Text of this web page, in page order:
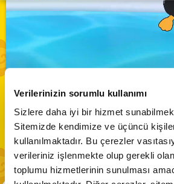
Verilerinizin sorumlu kullanımı
Sizlere daha iyi bir hizmet
Sitemizde kendimize ve üçüncü
kullanılmaktadır. Bu çerezler
verileriniz işlenmekte olup gerekli
toplumu hizmetlerinin sunulması
ANA SAYFA
PROGRAMLAR
Maceracı Yüzgeçler
Bi' Adada Bi' Arada
Arı Maya
Çupi
Akika ve Sahara
VİDEO
CANLI YAYIN
Piripenguenler Her Gün